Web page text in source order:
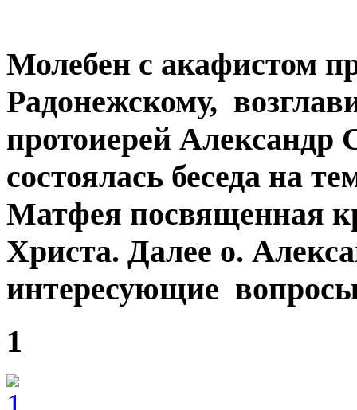
Молебен с акафистом
Радонежскому,
протоиерей Александр
состоялась беседа на
Матфея посвященная
Христа. Далее о.
интересующие
1